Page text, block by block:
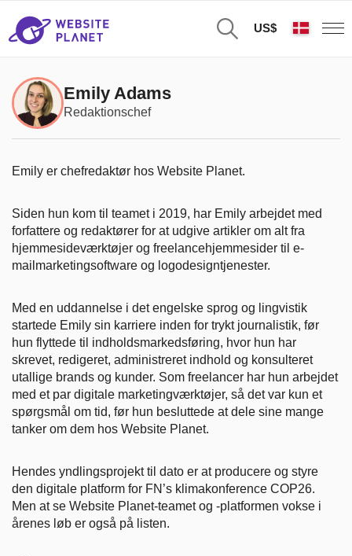
US$
Emily Adams
Redaktionschef
Emily er chefredaktør hos Website Planet.
Siden hun kom til teamet i 2019, har Emily arbejdet med
forfattere og redaktører for at udgive artikler om alt fra
hjemmesideværktøjer og freelancehjemmesider til e-
mailmarketingsoftware og logodesigntjenester.
Med en uddannelse i det engelske sprog og lingvistik
startede Emily sin karriere inden for trykt journalistik, før
hun flyttede til indholdsmarkedsføring, hvor hun har
skrevet, redigeret, administreret indhold og konsulteret
utallige brands og kunder. Som freelancer har hun arbejdet
med et par digitale marketingværktøjer, så det var kun et
spørgsmål om tid, før hun besluttede at dele sine mange
tanker om dem hos Website Planet.
Hendes yndlingsprojekt til dato er at producere og styre
den digitale platform for FN’s klimakonference COP26.
Men at se Website Planet-teamet og -platformen vokse i
årenes løb er også på listen.